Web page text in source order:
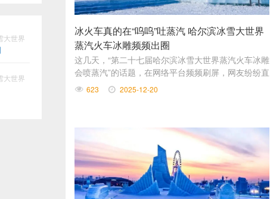
大世界
大世界
冰火车真的在“呜呜”吐蒸汽 哈尔滨冰雪大世界
蒸汽火车冰雕频频出圈
这几天，“第二十七届哈尔滨冰雪大世界蒸汽火车冰雕
会喷蒸汽”的话题，在网络平台频频刷屏，网友纷纷直
呼“AI画面和现实场景傻傻分不清”“打卡哈尔滨的理由
又多了一个”。
623 2025-12-20